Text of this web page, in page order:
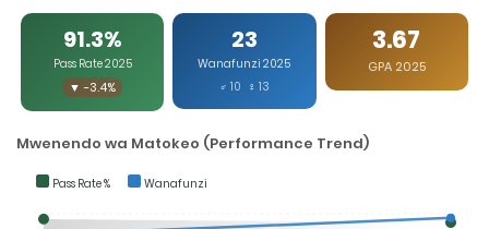
91.3%
Pass Rate 2025
▼ -3.4%
23
Wanafunzi 2025
♂ 10 ♀ 13
3.67
GPA 2025
Mwenendo wa Matokeo (Performance Trend)
Pass Rate % Wanafunzi